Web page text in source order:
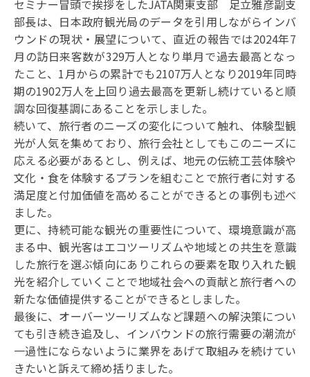
セミナー冒頭で挨拶をしたJATA関東支部 足立雅彦副支
部長は、日本政府観光局のデータを引用しながらインバ
ウンドの現状・展望について、直近の報告では2024年7
月の訪日来客数が329万人となり単月で過去最高となっ
たこと、1月からの累計でも2107万人となり2019年同時
期の1902万人を上回り過去最高を更新し続けていると順
調な回復基調にあることを示しました。
続いて、旅行者のニーズの変化について触れ、体験型観
光が人気を集めており、旅行会社としてもこのニーズに
応える必要があるとし、例えば、地元の伝統工芸体験や
文化・食を体験するプランを組むことで旅行者に対する
満足度と付加価値を高めることができるとの事例も述べ
ました。
更に、持続可能な観光の重要性について、環境意識が高
まる中、観光客はエコツーリズムや地域との共生を意識
した旅行を選ぶ傾向にありこれらの要素を取り入れた観
光を紹介していくことで地域社会への貢献と旅行者への
新たな価値提供することができるとしました。
最後に、オーバーツーリズムなど課題への解決策につい
ても引き続き追及し、インバウンドの旅行需要の潮流が
一過性にならないように業界をあげて取組みを続けてい
きたいと訴えて締め括りました。